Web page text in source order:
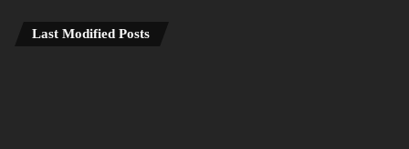
Last Modified Posts